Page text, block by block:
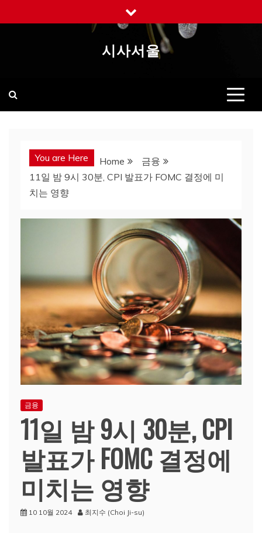
to
시사서울
You are Here Home
금융
11일 밤 9시 30분, CPI 발표가 FOMC 결정에 미
치는 영향
금융
11일 밤 9시 30분, CPI
발표가 FOMC 결정에
미치는 영향
10 10월 2024 최지수 (Choi Ji-su)